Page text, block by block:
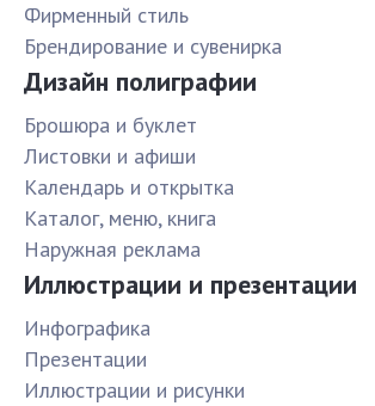
Фирменный стиль
Брендирование и сувенирка
Дизайн полиграфии
Брошюра и буклет
Листовки и афиши
Календарь и открытка
Каталог, меню, книга
Наружная реклама
Иллюстрации и презентации
Инфографика
Презентации
Иллюстрации и рисунки